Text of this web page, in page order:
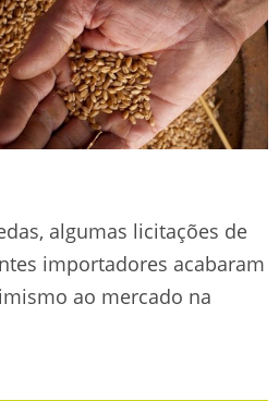
algumas licitações de
importadores acabaram
ao mercado na